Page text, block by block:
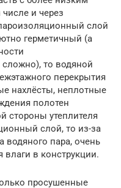
и через
слой
герметичный (а
то водяной
перекрытия
нахлёсты, неплотные
полотен
стороны утеплителя
слой, то из-за
водяного пара, очень
влаги в конструкции.
просушенные